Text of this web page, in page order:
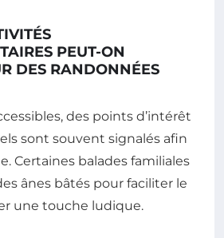
PEUT-ON
DES RANDONNÉES
des points d’intérêt
sont souvent signalés afin
Certaines balades familiales
ânes bâtés pour faciliter le
une touche ludique.